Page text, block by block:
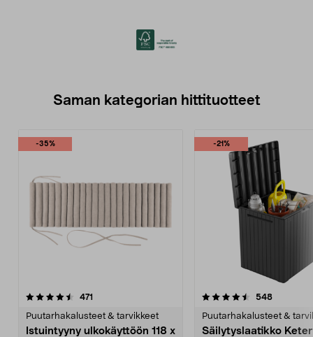
Saman kategorian hittituotteet
-35%
471
Puutarhakalusteet & tarvikkeet
Istuintyyny ulkokäyttöön 118 x
-21%
4.5 viidestä
548arvostelut
Puutarhakalusteet &
Säilytyslaatikko
4.5 viidestä